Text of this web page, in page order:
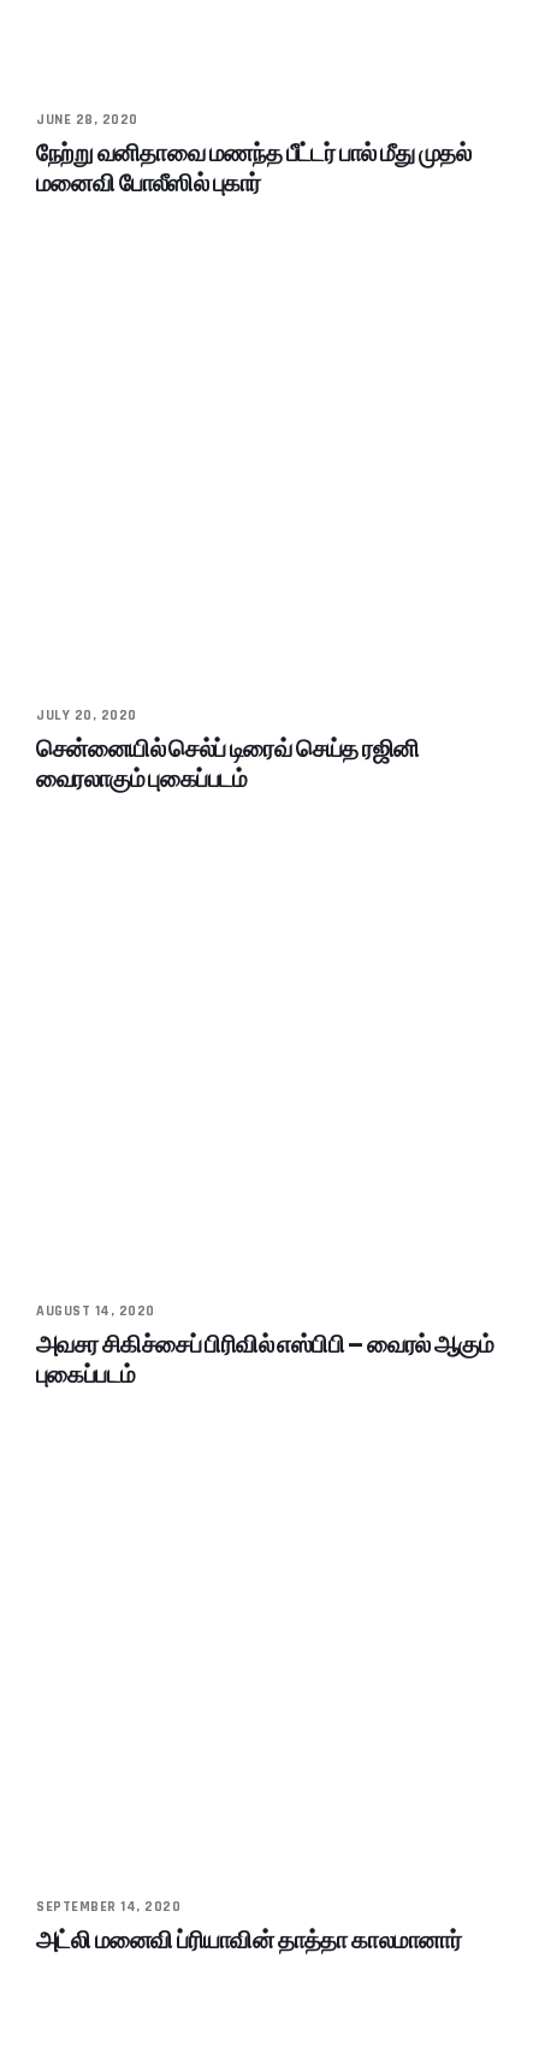
JUNE 28, 2020
நேற்று வனிதாவை மணந்த பீட்டர் பால் மீது முதல்
மனைவி போலீஸில் புகார்
JULY 20, 2020
சென்னையில் செல்ப் டிரைவ் செய்த ரஜினி
வைரலாகும் புகைப்படம்
AUGUST 14, 2020
அவசர சிகிச்சைப் பிரிவில் எஸ்பிபி – வைரல் ஆகும்
புகைப்படம்
SEPTEMBER 14, 2020
அட்லி மனைவி ப்ரியாவின் தாத்தா காலமானார்